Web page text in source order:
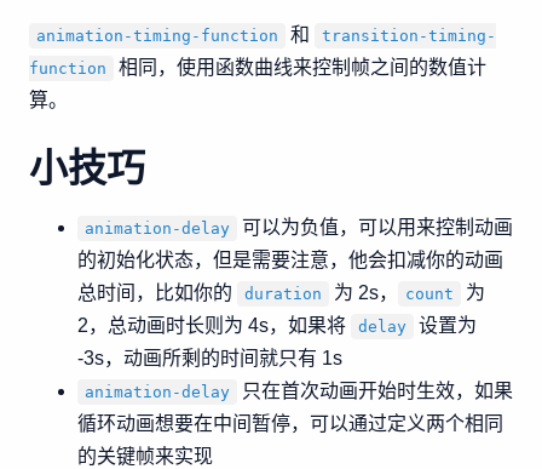
animation-timing-function 和
transition-timing-
function
相同，使用函数曲线来控制帧之间的数值计
算。
小技巧
animation-delay
可以为负值，可以用来控制动画
的初始化状态，但是需要注意，他会扣减你的动画
总时间，比如你的
duration 为 2s， count
为
2，总动画时长则为 4s，如果将
delay
设置为
-3s，动画所剩的时间就只有 1s
animation-delay
只在首次动画开始时生效，如果
循环动画想要在中间暂停，可以通过定义两个相同
的关键帧来实现